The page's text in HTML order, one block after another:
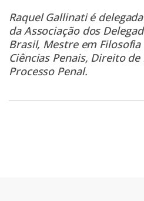
Raquel Gallinati é
da Associação dos
Brasil, Mestre em
Ciências Penais, Direito
Processo Penal.